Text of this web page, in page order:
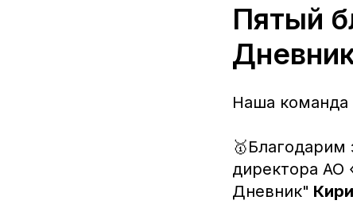
Пятый
Наша команда
🥇Благодарим
директора АО
Дневник"